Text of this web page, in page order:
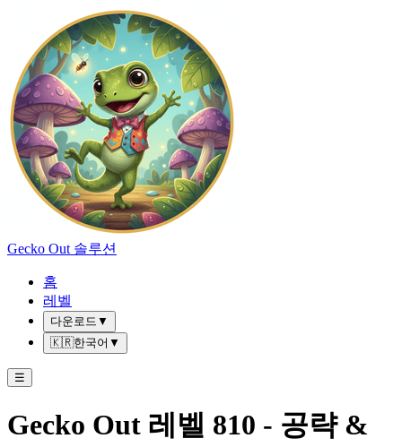
Gecko Out 솔루션
홈
레벨
다운로드 ▼
🇰🇷한국어 ▼
☰
Gecko Out 레벨 810 - 공략 &